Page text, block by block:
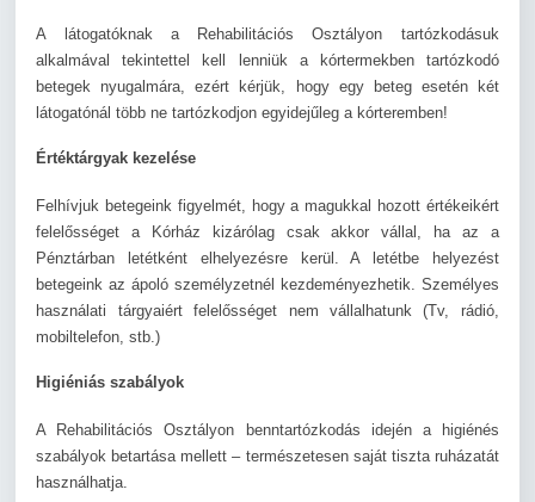
A látogatóknak a Rehabilitációs Osztályon tartózkodásuk
alkalmával tekintettel kell lenniük a kórtermekben tartózkodó
betegek nyugalmára, ezért kérjük, hogy egy beteg esetén két
látogatónál több ne tartózkodjon egyidejűleg a kórteremben!
Értéktárgyak kezelése
Felhívjuk betegeink figyelmét, hogy a magukkal hozott értékeikért
felelősséget a Kórház kizárólag csak akkor vállal, ha az a
Pénztárban letétként elhelyezésre kerül. A letétbe helyezést
betegeink az ápoló személyzetnél kezdeményezhetik. Személyes
használati tárgyaiért felelősséget nem vállalhatunk (Tv, rádió,
mobiltelefon, stb.)
Higiéniás szabályok
A Rehabilitációs Osztályon benntartózkodás idején a higiénés
szabályok betartása mellett – természetesen saját tiszta ruházatát
használhatja.